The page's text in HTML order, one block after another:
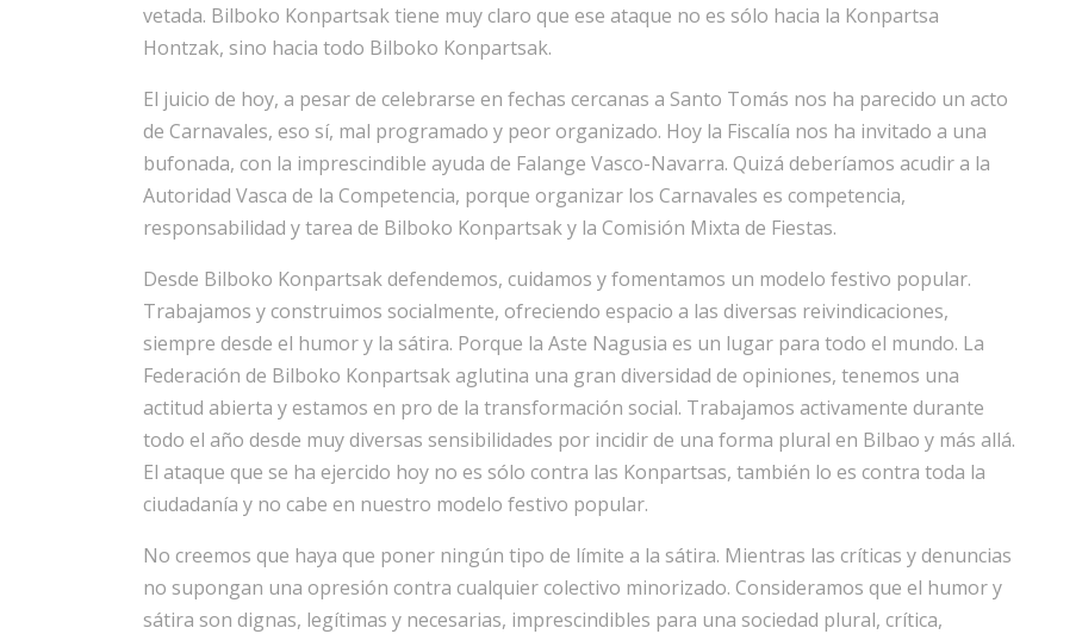
vetada. Bilboko Konpartsak tiene muy claro que ese ataque no es sólo hacia la Konpartsa
Hontzak, sino hacia todo Bilboko Konpartsak.
El juicio de hoy, a pesar de celebrarse en fechas cercanas a Santo Tomás nos ha parecido un acto
de Carnavales, eso sí, mal programado y peor organizado. Hoy la Fiscalía nos ha invitado a una
bufonada, con la imprescindible ayuda de Falange Vasco-Navarra. Quizá deberíamos acudir a la
Autoridad Vasca de la Competencia, porque organizar los Carnavales es competencia,
responsabilidad y tarea de Bilboko Konpartsak y la Comisión Mixta de Fiestas.
Desde Bilboko Konpartsak defendemos, cuidamos y fomentamos un modelo festivo popular.
Trabajamos y construimos socialmente, ofreciendo espacio a las diversas reivindicaciones,
siempre desde el humor y la sátira. Porque la Aste Nagusia es un lugar para todo el mundo. La
Federación de Bilboko Konpartsak aglutina una gran diversidad de opiniones, tenemos una
actitud abierta y estamos en pro de la transformación social. Trabajamos activamente durante
todo el año desde muy diversas sensibilidades por incidir de una forma plural en Bilbao y más allá.
El ataque que se ha ejercido hoy no es sólo contra las Konpartsas, también lo es contra toda la
ciudadanía y no cabe en nuestro modelo festivo popular.
No creemos que haya que poner ningún tipo de límite a la sátira. Mientras las críticas y denuncias
no supongan una opresión contra cualquier colectivo minorizado. Consideramos que el humor y
sátira son dignas, legítimas y necesarias, imprescindibles para una sociedad plural, crítica,